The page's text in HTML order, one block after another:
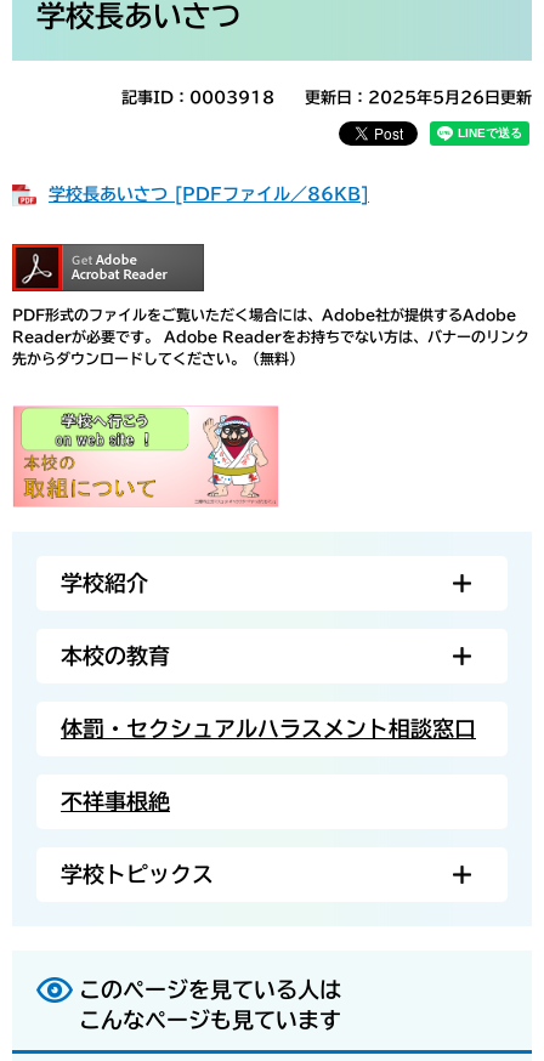
学校長あいさつ
記事ID：0003918 更新日：2025年5月26日更新
学校長あいさつ [PDFファイル／86KB]
PDF形式のファイルをご覧いただく場合には、Adobe社が提供するAdobe
Readerが必要です。
Adobe Readerをお持ちでない方は、バナーのリンク
先からダウンロードしてください。（無料）
学校紹介
本校の教育
体罰・セクシュアルハラスメント相談窓口
不祥事根絶
学校トピックス
このページを見ている人は
こんなページも見ています